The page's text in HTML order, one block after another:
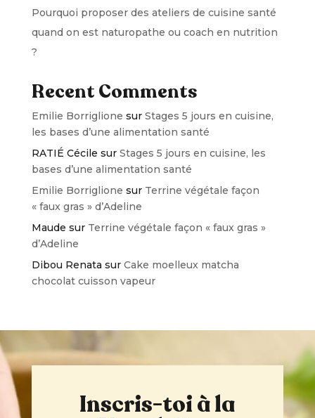
Pourquoi proposer des ateliers de cuisine santé
quand on est naturopathe ou coach en nutrition
?
Recent Comments
Emilie Borriglione sur Stages 5 jours en cuisine,
les bases d’une alimentation santé
RATIÉ Cécile sur Stages 5 jours en cuisine, les
bases d’une alimentation santé
Emilie Borriglione sur Terrine végétale façon
« faux gras » d’Adeline
Maude sur Terrine végétale façon « faux gras »
d’Adeline
Dibou Renata sur Cake moelleux matcha
chocolat cuisson vapeur
Inscris-toi à la